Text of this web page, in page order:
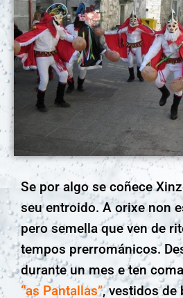
Se por algo se coñece
seu entroido. A orixe non
pero semella que ven de
tempos prerrománicos.
durante un mes e ten
“as Pantallas”, vestidos de